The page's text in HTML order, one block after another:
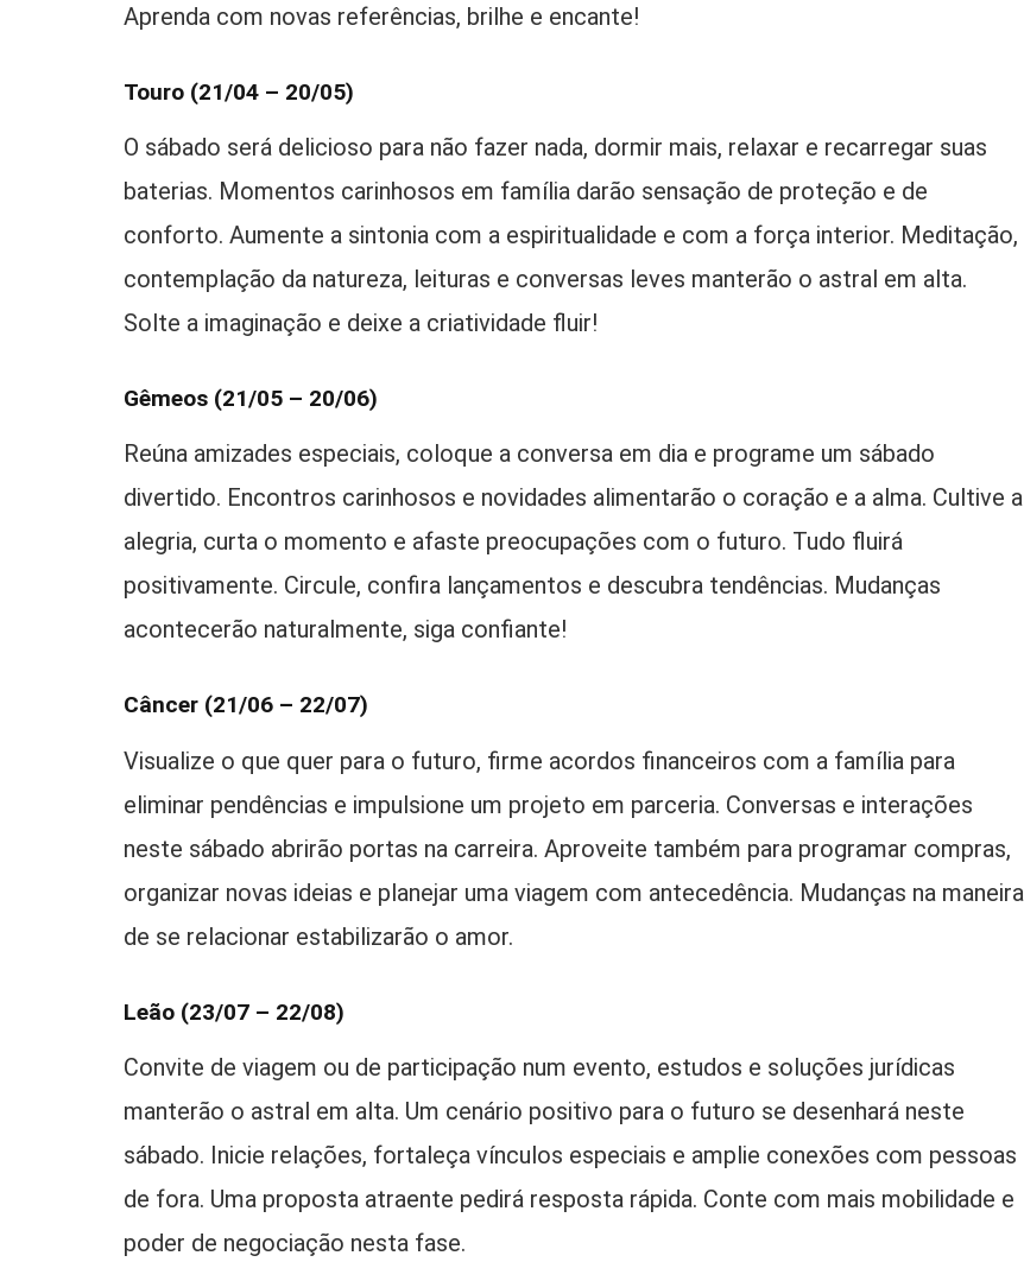
Aprenda com novas referências, brilhe e encante!
Touro (21/04 – 20/05)
O sábado será delicioso para não fazer nada, dormir mais, relaxar e recarregar suas
baterias. Momentos carinhosos em família darão sensação de proteção e de
conforto. Aumente a sintonia com a espiritualidade e com a força interior. Meditação,
contemplação da natureza, leituras e conversas leves manterão o astral em alta.
Solte a imaginação e deixe a criatividade fluir!
Gêmeos (21/05 – 20/06)
Reúna amizades especiais, coloque a conversa em dia e programe um sábado
divertido. Encontros carinhosos e novidades alimentarão o coração e a alma. Cultive a
alegria, curta o momento e afaste preocupações com o futuro. Tudo fluirá
positivamente. Circule, confira lançamentos e descubra tendências. Mudanças
acontecerão naturalmente, siga confiante!
Câncer (21/06 – 22/07)
Visualize o que quer para o futuro, firme acordos financeiros com a família para
eliminar pendências e impulsione um projeto em parceria. Conversas e interações
neste sábado abrirão portas na carreira. Aproveite também para programar compras,
organizar novas ideias e planejar uma viagem com antecedência. Mudanças na maneira
de se relacionar estabilizarão o amor.
Leão (23/07 – 22/08)
Convite de viagem ou de participação num evento, estudos e soluções jurídicas
manterão o astral em alta. Um cenário positivo para o futuro se desenhará neste
sábado. Inicie relações, fortaleça vínculos especiais e amplie conexões com pessoas
de fora. Uma proposta atraente pedirá resposta rápida. Conte com mais mobilidade e
poder de negociação nesta fase.